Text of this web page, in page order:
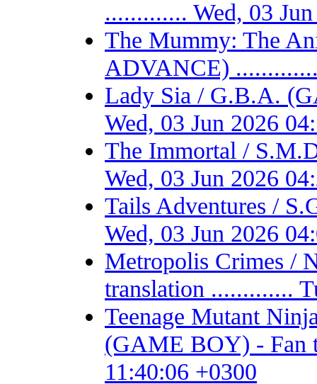
............. Wed, 03
The Mummy: The
ADVANCE)
Lady Sia / G.B.A.
Wed, 03 Jun 2026
The Immortal /
Wed, 03 Jun 2026
Tails Adventures /
Wed, 03 Jun 2026
Metropolis Crimes /
translation .............
Teenage Mutant
(GAME BOY) - Fan
11:40:06 +0300